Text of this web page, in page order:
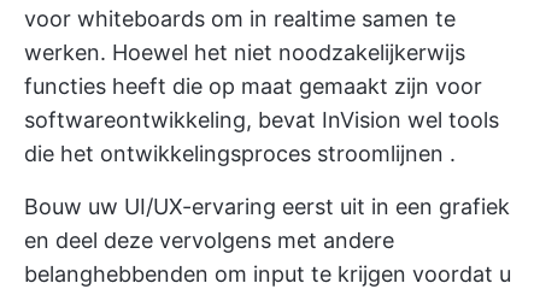
voor whiteboards om in realtime samen te
werken. Hoewel het niet noodzakelijkerwijs
functies heeft die op maat gemaakt zijn voor
softwareontwikkeling, bevat InVision wel tools
die het ontwikkelingsproces stroomlijnen .
Bouw uw UI/UX-ervaring eerst uit in een grafiek
en deel deze vervolgens met andere
belanghebbenden om input te krijgen voordat u